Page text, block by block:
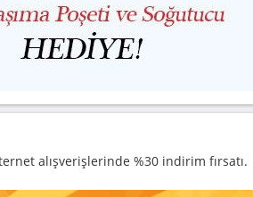
alışverişlerinde %30 indirim fırsatı.